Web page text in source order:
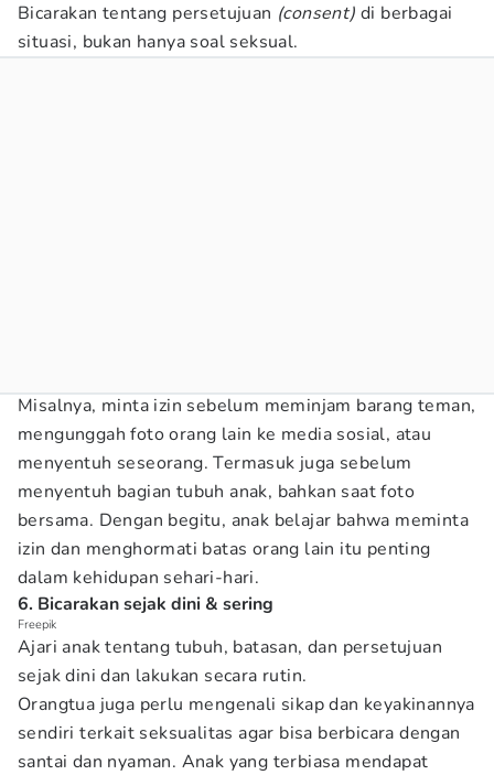
Bicarakan tentang persetujuan (consent) di berbagai
situasi, bukan hanya soal seksual.
Misalnya, minta izin sebelum meminjam barang teman,
mengunggah foto orang lain ke media sosial, atau
menyentuh seseorang. Termasuk juga sebelum
menyentuh bagian tubuh anak, bahkan saat foto
bersama. Dengan begitu, anak belajar bahwa meminta
izin dan menghormati batas orang lain itu penting
dalam kehidupan sehari-hari.
6. Bicarakan sejak dini & sering
Freepik
Ajari anak tentang tubuh, batasan, dan persetujuan
sejak dini dan lakukan secara rutin.
Orangtua juga perlu mengenali sikap dan keyakinannya
sendiri terkait seksualitas agar bisa berbicara dengan
santai dan nyaman. Anak yang terbiasa mendapat